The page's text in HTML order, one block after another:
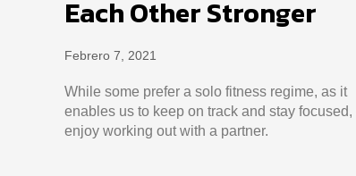
Each Other Stronger
Febrero 7, 2021
While some prefer a solo fitness regime, as it
enables us to keep on track and stay focused,
enjoy working out with a partner.